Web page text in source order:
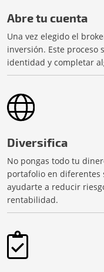
Abre tu cuenta
Una vez elegido el
inversión. Este
identidad y completar
Diversifica
No pongas todo tu
portafolio en diferentes
ayudarte a reducir
rentabilidad.